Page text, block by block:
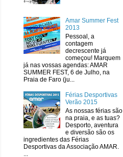
Amar Summer Fest
2013
Pessoal, a
contagem
decrescente já
começou! Marquem
já nas vossas agendas: AMAR
SUMMER FEST, 6 de Julho, na
Praia de Faro (ju...
Férias Desportivas
Verão 2015
As nossas férias são
na praia, e as tuas?
Desporto, aventura
e diversão são os
ingredientes das Férias
Desportivas da Associação AMAR.